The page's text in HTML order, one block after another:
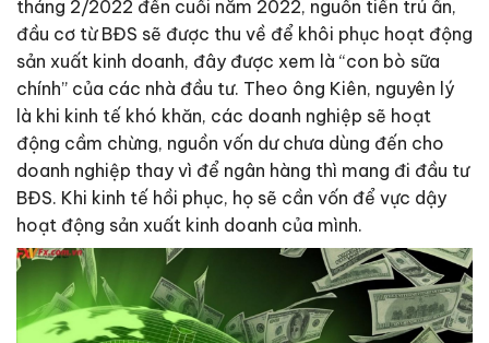
tháng 2/2022 đến cuối năm 2022, nguồn tiền trú ẩn,
đầu cơ từ BĐS sẽ được thu về để khôi phục hoạt động
sản xuất kinh doanh, đây được xem là “con bò sữa
chính” của các nhà đầu tư. Theo ông Kiên, nguyên lý
là khi kinh tế khó khăn, các doanh nghiệp sẽ hoạt
động cầm chừng, nguồn vốn dư chưa dùng đến cho
doanh nghiệp thay vì để ngân hàng thì mang đi đầu tư
BĐS. Khi kinh tế hồi phục, họ sẽ cần vốn để vực dậy
hoạt động sản xuất kinh doanh của mình.